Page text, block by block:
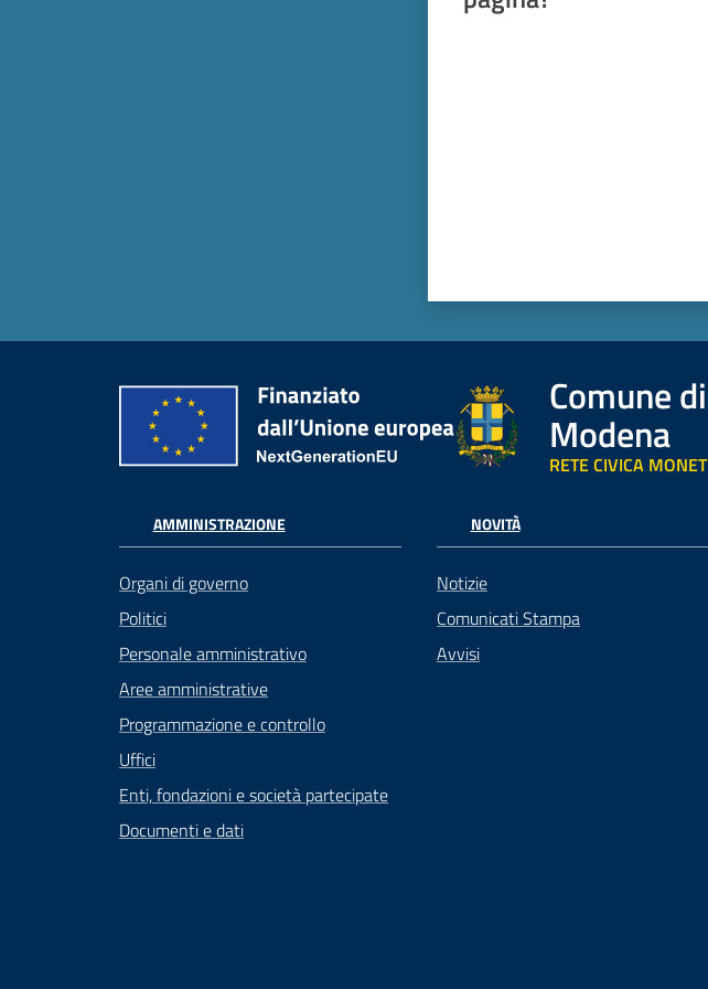
Comune di
Modena
RETE CIVICA MONET
AMMINISTRAZIONE
Organi di governo
Politici
Personale amministrativo
Aree amministrative
Programmazione e controllo
Uffici
Enti, fondazioni e società partecipate
Documenti e dati
NOVITÀ
Notizie
Comunicati Stampa
Avvisi